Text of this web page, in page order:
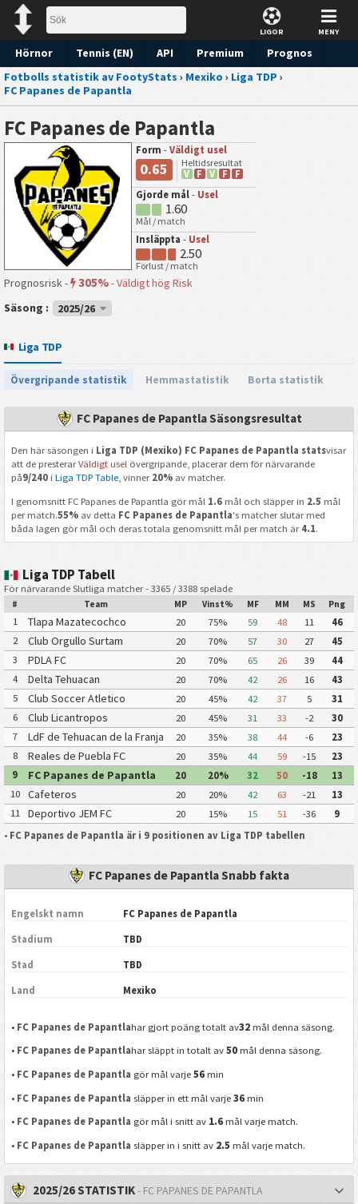
LIGOR MENY
Hörnor Tennis (EN) API Premium
Prognos
Fotbolls statistik av FootyStats › Mexiko › Liga TDP ›
FC Papanes de Papantla
FC Papanes de Papantla
Form - Väldigt usel
0.65
Heltidsresultat
V
F V F
F
Gjorde mål - Usel
1.60
Mål / match
Insläppta - Usel
2.50
Förlust / match
Prognosrisk - 305%-Väldigt hög Risk
Säsong :
2025/26
Liga TDP
Övergripande statistik Hemmastatistik Borta statistik
FC Papanes de Papantla Säsongsresultat
Den här säsongen i Liga TDP (Mexiko) FC Papanes de Papantla statsvisar
att de presterarVäldigt uselövergripande, placerar dem för närvarande
på9/240i Liga TDP Table, vinner 20%av matcher.
I genomsnitt FC Papanes de Papantla gör mål 1.6mål och släpper in 2.5 mål
per match.55%av detta FC Papanes de Papantla's matcher slutar med
båda lagen gör mål och deras totala genomsnitt mål per match är 4.1.
Liga TDP Tabell
För närvarande Slutliga matcher - 3365 / 3388 spelade
# Team MP Vinst% MF MM MS Png
1 Tlapa Mazatecochco 20 75% 59 48 11
46
2
Club Orgullo Surtam 20 70% 57 30 27
45
3
PDLA FC 20 70% 65 26 39
44
4
Delta Tehuacan 20 70% 42 26 16
43
5
Club Soccer Atletico
Tulancingo
20 45% 42 37 5
31
6
Club Licantropos 20 45% 31 33 -2
30
7
LdF de Tehuacan de la Franja 20 35% 38 44 -6
23
8
Reales de Puebla FC 20 35% 44 59 -15
23
9
FC Papanes de Papantla 20 20% 32 50 -18
13
10
Cafeteros 20 20% 42 63 -21
13
11
Deportivo JEM FC 20 15% 15 51 -36
9
• FC Papanes de Papantla är i 9 positionen av Liga TDP tabellen
FC Papanes de Papantla Snabb fakta
Engelskt namn FC Papanes de Papantla
Stadium TBD
Stad TBD
Land Mexiko
• FC Papanes de Papantlahar gjort poäng totalt av32 mål denna säsong.
• FC Papanes de Papantlahar släppt in totalt av50 mål denna säsong.
• FC Papanes de Papantla gör mål varje56 min
• FC Papanes de Papantla släpper in ett mål varje36 min
• FC Papanes de Papantla gör mål i snitt av 1.6 mål varje match.
• FC Papanes de Papantla släpper in i snitt av 2.5 mål varje match.
2025/26 STATISTIK- FC PAPANES DE PAPANTLA